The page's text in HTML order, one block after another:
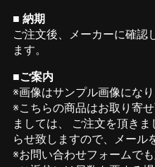
■ 納期
ご注文後、メーカーに確認
ます。
■ご案内
※画像はサンプル画像になり
※こちらの商品はお取り寄
ましては、 ご注文を頂き
らせ致しますので、メール
※お問い合わせフォームでも